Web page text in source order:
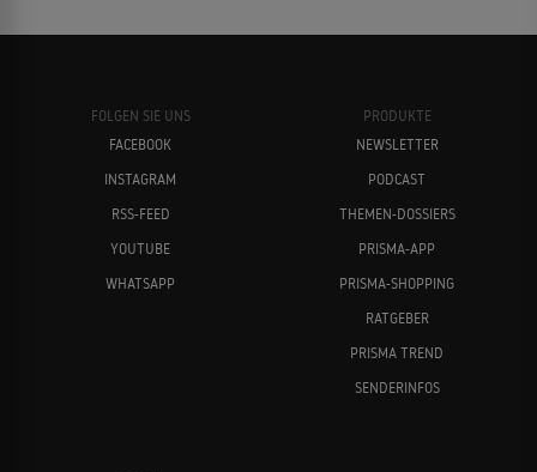
FOLGEN SIE UNS
FACEBOOK
INSTAGRAM
RSS-FEED
YOUTUBE
WHATSAPP
PRODUKTE
NEWSLETTER
PODCAST
THEMEN-DOSSIERS
PRISMA-APP
PRISMA-SHOPPING
RATGEBER
PRISMA TREND
SENDERINFOS